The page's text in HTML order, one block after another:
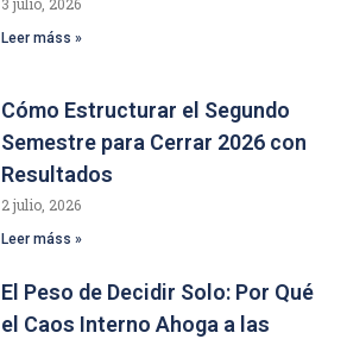
Leer máss »
Cómo Estructurar el Segundo
Semestre para Cerrar 2026 con
Resultados
2 julio, 2026
Leer máss »
El Peso de Decidir Solo: Por Qué
el Caos Interno Ahoga a las